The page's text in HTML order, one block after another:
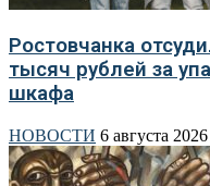
Ростовчанка
тысяч рублей за
шкафа
НОВОСТИ 6 августа 2026